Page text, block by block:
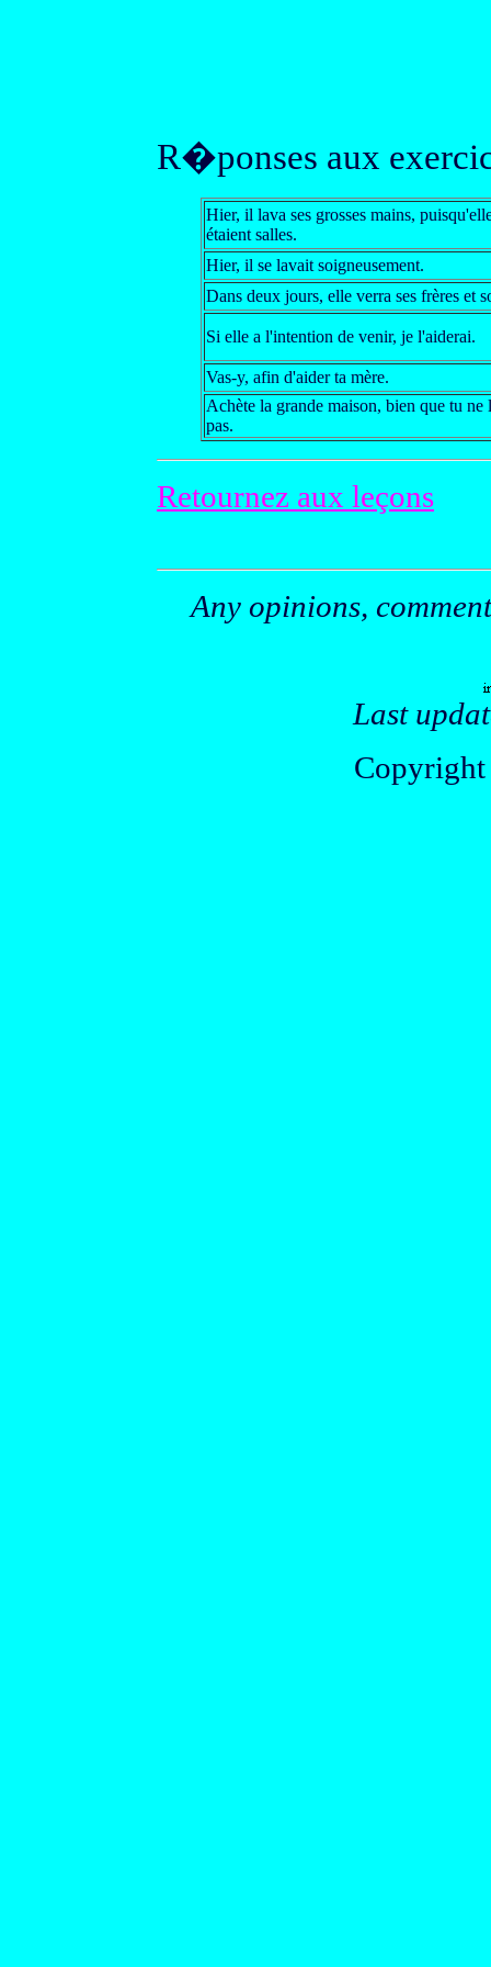
R�ponses aux
Hier, il lava ses grosses mains,
étaient salles.
Hier, il se lavait soigneusement.
Dans deux jours, elle verra ses frères et
Si elle a l'intention de venir, je l'aiderai.
Vas-y, afin d'aider ta mère.
Achète la grande maison, bien que tu ne
pas.
Retournez aux leçons
Any opinions,
Last